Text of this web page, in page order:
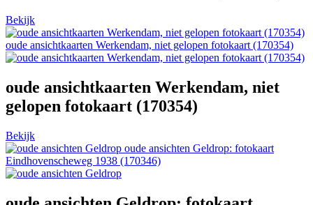
Bekijk
oude ansichtkaarten Werkendam, niet gelopen fotokaart (170354)
oude ansichtkaarten Werkendam, niet
gelopen fotokaart (170354)
Bekijk
oude ansichten Geldrop: fotokaart
Eindhovenscheweg 1938 (170346)